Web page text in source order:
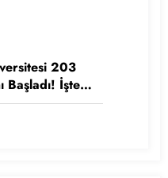
203
Başladı! İşte
Ekranı